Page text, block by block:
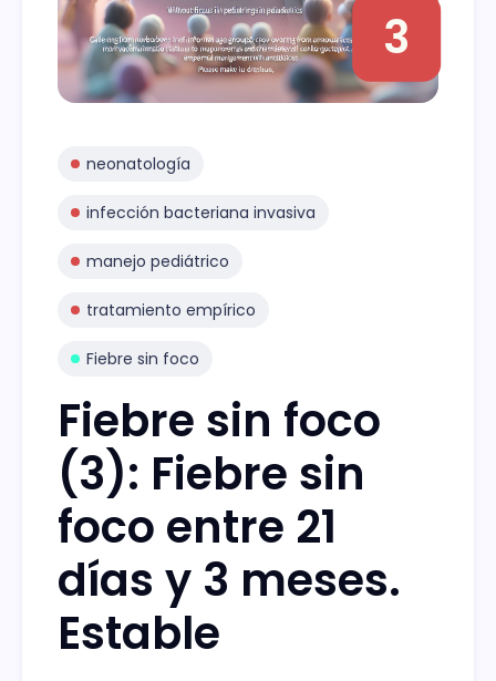
3
neonatología
infección bacteriana invasiva
manejo pediátrico
tratamiento empírico
Fiebre sin foco
Fiebre sin foco
(3): Fiebre sin
foco entre 21
días y 3 meses.
Estable